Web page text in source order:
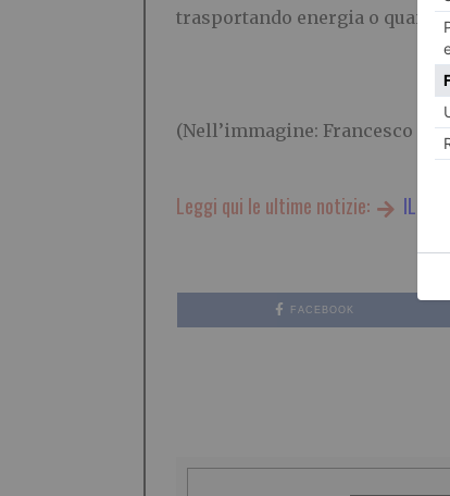
trasportando energia o
(Nell’immagine: Francesco
Leggi qui le ultime notizie: IL
FACEBOOK